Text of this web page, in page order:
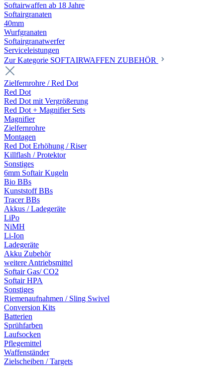
Softairwaffen ab 18 Jahre
Softairgranaten
40mm
Wurfgranaten
Softairgranatwerfer
Serviceleistungen
Zur Kategorie SOFTAIRWAFFEN ZUBEHÖR
Zielfernrohre / Red Dot
Red Dot
Red Dot mit Vergrößerung
Red Dot + Magnifier Sets
Magnifier
Zielfernrohre
Montagen
Red Dot Erhöhung / Riser
Killflash / Protektor
Sonstiges
6mm Softair Kugeln
Bio BBs
Kunststoff BBs
Tracer BBs
Akkus / Ladegeräte
LiPo
NiMH
Li-Ion
Ladegeräte
Akku Zubehör
weitere Antriebsmittel
Softair Gas/ CO2
Softair HPA
Sonstiges
Riemenaufnahmen / Sling Swivel
Conversion Kits
Batterien
Sprühfarben
Laufsocken
Pflegemittel
Waffenständer
Zielscheiben / Targets